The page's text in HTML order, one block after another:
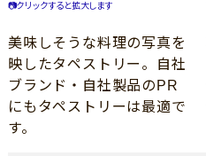
📷クリックすると拡大します
美味しそうな料理の写真を
映したタペストリー。自社
ブランド・自社製品のPR
にもタペストリーは最適で
す。